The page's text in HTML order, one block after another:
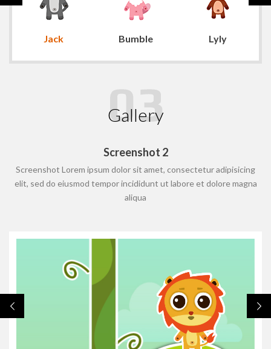
Jack Bumble Lyly
Gallery
Screenshot 2
Screenshot Lorem ipsum dolor sit amet, consectetur adipisicing
elit, sed do eiusmod tempor incididunt ut labore et dolore magna
aliqua